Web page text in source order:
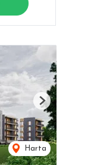
Harta
Next